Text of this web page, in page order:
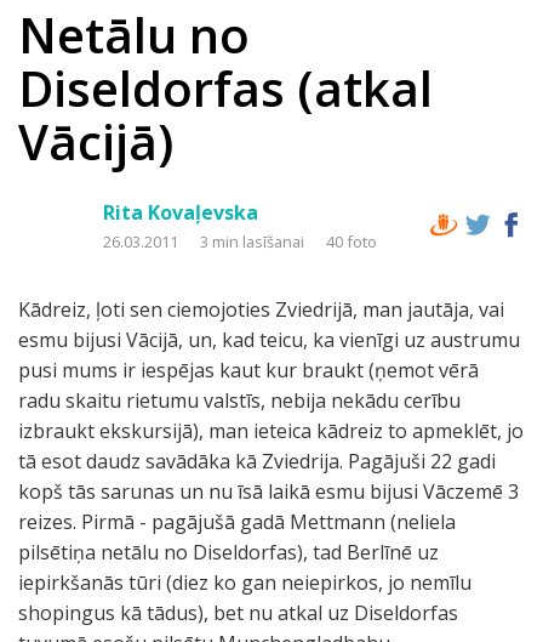
Netālu no
Diseldorfas (atkal
Vācijā)
Rita Kovaļevska
26.03.2011 3 min lasīšanai 40 foto
Kādreiz, ļoti sen ciemojoties Zviedrijā, man jautāja, vai
esmu bijusi Vācijā, un, kad teicu, ka vienīgi uz austrumu
pusi mums ir iespējas kaut kur braukt (ņemot vērā
radu skaitu rietumu valstīs, nebija nekādu cerību
izbraukt ekskursijā), man ieteica kādreiz to apmeklēt, jo
tā esot daudz savādāka kā Zviedrija. Pagājuši 22 gadi
kopš tās sarunas un nu īsā laikā esmu bijusi Vāczemē 3
reizes. Pirmā - pagājušā gadā Mettmann (neliela
pilsētiņa netālu no Diseldorfas), tad Berlīnē uz
iepirkšanās tūri (diez ko gan neiepirkos, jo nemīlu
shopingus kā tādus), bet nu atkal uz Diseldorfas